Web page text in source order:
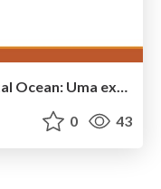
Kubernetes gerenciado na Digital Ocean: Uma experiência prática
0 43